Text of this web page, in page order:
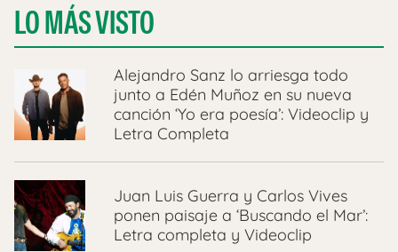
LO MÁS VISTO
Alejandro Sanz lo arriesga todo
junto a Edén Muñoz en su nueva
canción ‘Yo era poesía’: Videoclip y
Letra Completa
Juan Luis Guerra y Carlos Vives
ponen paisaje a ‘Buscando el Mar’:
Letra completa y Videoclip